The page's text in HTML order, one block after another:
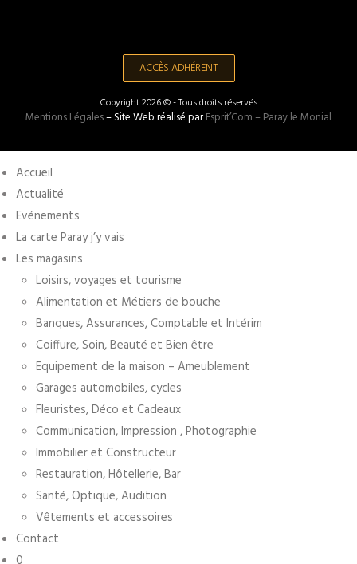
ACCÈS ADHÉRENT
Copyright 2026 © - Tous droits réservés
Mentions Légales– Site Web réalisé parEsprit’Com – Paray le Monial
Accueil
Actualité
Evénements
La carte Paray j’y vais
Les magasins
Loisirs, voyages et tourisme
Alimentation et Métiers de bouche
Banques, Assurances, Comptable et Intérim
Coiffure, Soin, Beauté et Bien être
Equipement de la maison – Ameublement
Garages automobiles, cycles
Fleuristes, Déco et Cadeaux
Communication, Impression , Photographie
Immobilier et Constructeur
Restauration, Hôtellerie, Bar
Santé, Optique, Audition
Vêtements et accessoires
Contact